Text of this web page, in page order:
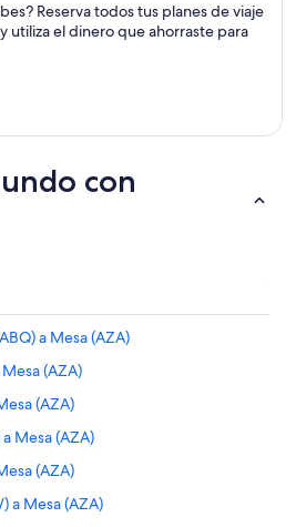
Reserva todos tus planes de viaje
utiliza el dinero que ahorraste para
con
a Mesa (AZA)
(AZA)
(AZA)
Mesa (AZA)
(AZA)
a Mesa (AZA)